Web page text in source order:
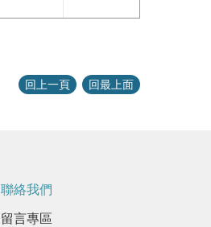
回上一頁 回最上面
聯絡我們
留言專區